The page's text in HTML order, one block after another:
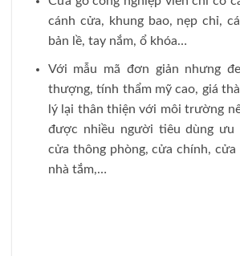
cánh cửa, khung bao, nẹp chỉ,
bản lề, tay nắm, ổ khóa…
Với mẫu mã đơn giản nhưng
thượng, tính thẩm mỹ cao, giá
lý lại thân thiện với môi trường
được nhiều người tiêu dùng ưu
cửa thông phòng, cửa chính, cửa
nhà tắm,…